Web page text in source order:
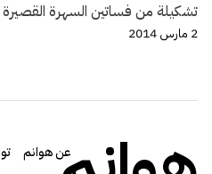
تشكيلة من فساتين السهرة القصيرة
2 مارس 2014
عن هوانم